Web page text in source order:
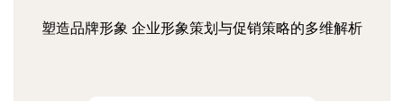
塑造品牌形象 企业形象策划与促销策略的多维解析